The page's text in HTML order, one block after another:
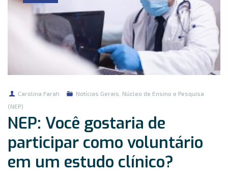
Carolina Farah Notícias Gerais Núcleo de Ensino e Pesquisa
(NEP)
NEP: Você gostaria de
participar como voluntário
em um estudo clínico?